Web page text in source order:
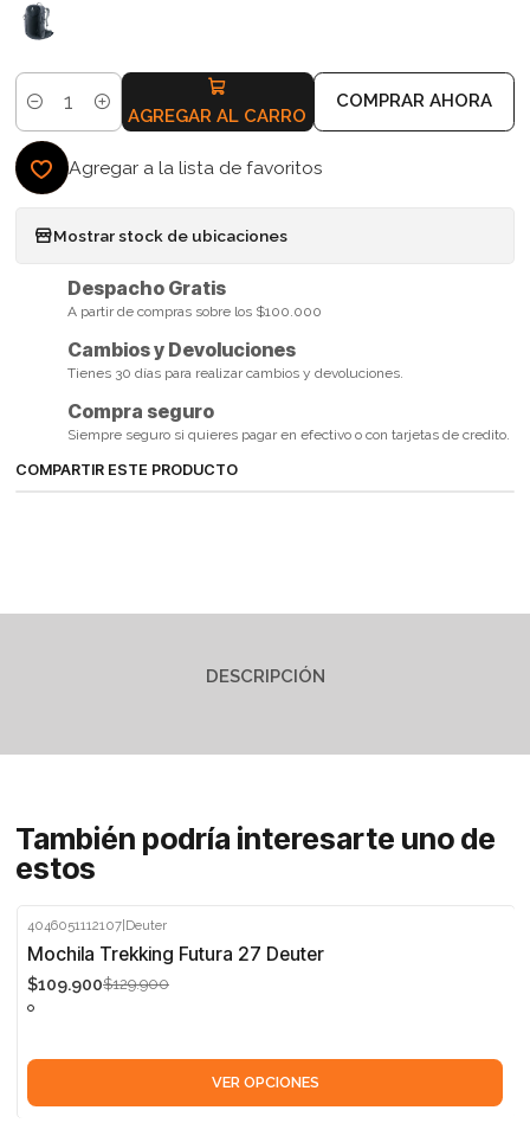
Cantidad AGREGAR AL CARRO
COMPRAR AHORA
Agregar a la lista de favoritos
Mostrar stock de ubicaciones
Despacho Gratis
A partir de compras sobre los $100.000
Cambios y Devoluciones
Tienes 30 días para realizar cambios y devoluciones.
Compra seguro
Siempre seguro si quieres pagar en efectivo o con tarjetas de credito.
COMPARTIR ESTE PRODUCTO
DESCRIPCIÓN
También podría interesarte uno de
estos
-15%
4046051112107|Deuter
Mochila Trekking Futura 27 Deuter
$109.900$129.900
VER OPCIONES